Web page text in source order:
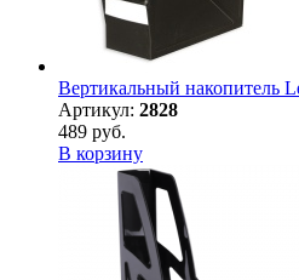
Вертикальный накопитель
Артикул: 2828
489 руб.
В корзину